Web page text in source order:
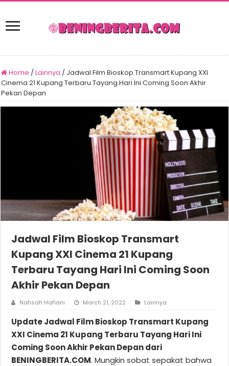
Home /Lainnya / Jadwal Film Bioskop Transmart Kupang XXI
Cinema 21 Kupang Terbaru Tayang Hari Ini Coming Soon Akhir
Pekan Depan
Jadwal Film Bioskop Transmart
Kupang XXI Cinema 21 Kupang
Terbaru Tayang Hari Ini Coming Soon
Akhir Pekan Depan
Nafisah Haflani March 21, 2022 Lainnya
Update Jadwal Film Bioskop Transmart Kupang
XXI Cinema 21 Kupang Terbaru Tayang Hari Ini
Coming Soon Akhir Pekan Depan dari
BENINGBERITA.COM. Mungkin sobat sepakat bahwa